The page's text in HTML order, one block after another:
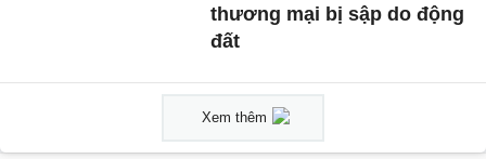
thương mại bị sập do động
đất
Xem thêm